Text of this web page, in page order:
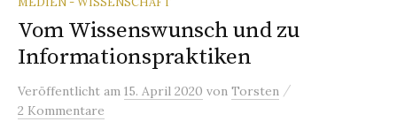
Vom Wissenswunsch und zu
Informationspraktiken
Veröffentlicht am 15. April 2020 von Torsten /
2 Kommentare